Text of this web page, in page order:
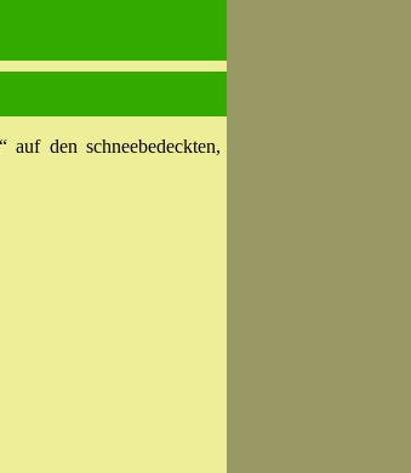
den schneebedeckten,